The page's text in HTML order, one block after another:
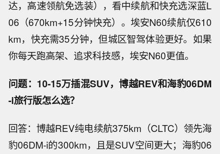
达，高速领航免选装），看中续航和快充选深蓝L
06（670km+15分钟快充）。埃安N60续航仅610
km，快充需35分钟，但城区智驾体验更好。如果
你每天跑高架、追求科技感，埃安N60更值。
问题：10-15万插混SUV，博越REV和海豹06DM
-i旅行版怎么选？
回答：博越REV纯电续航375km（CLTC）领先海
豹06DM-i的300km，且是SUV空间更大；海豹06